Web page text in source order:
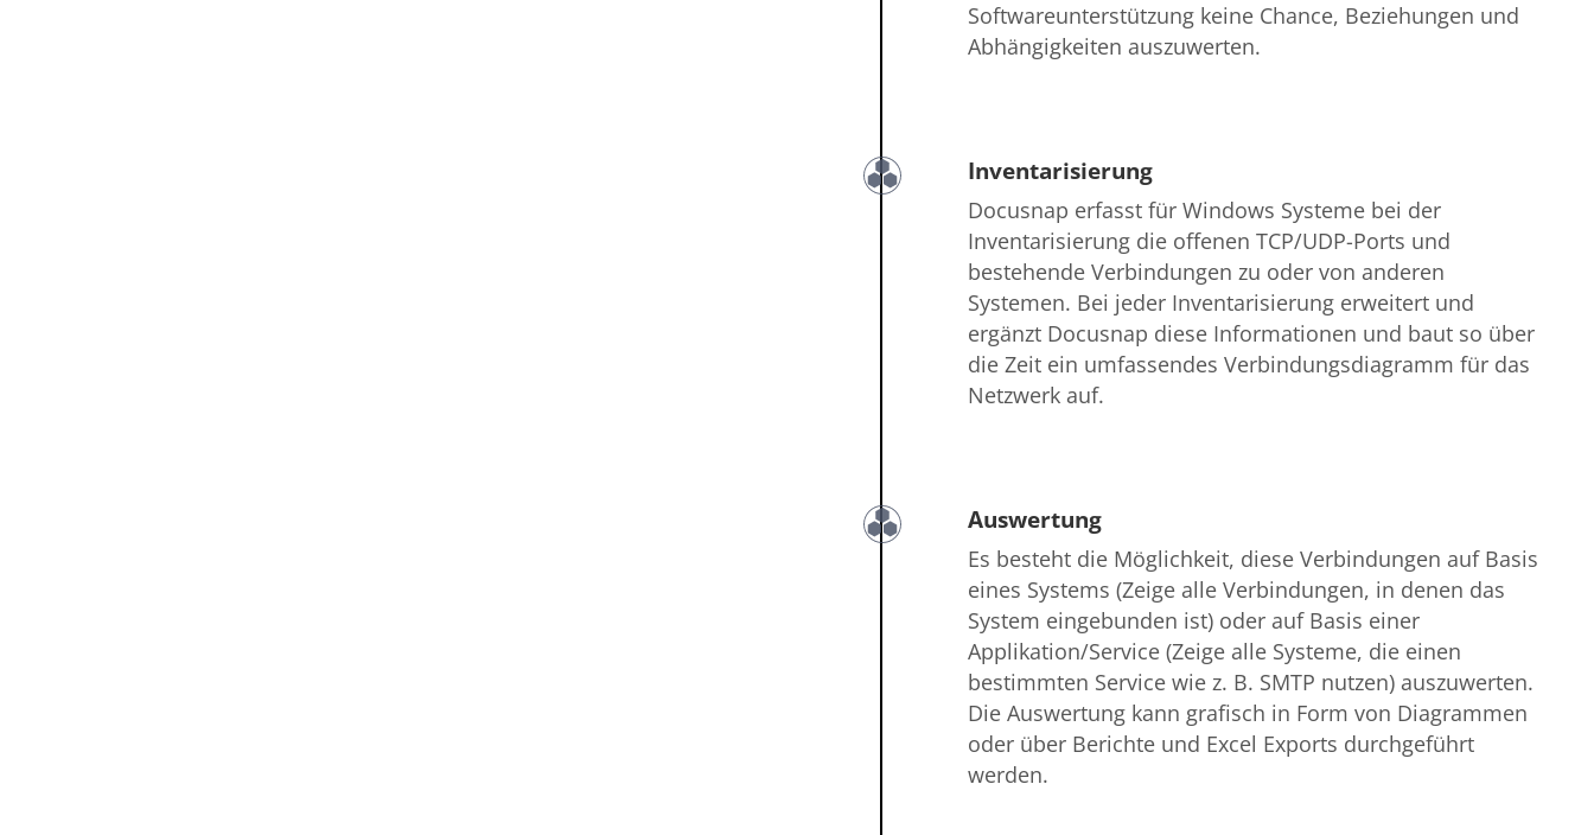
Softwareunterstützung keine Chance, Beziehungen und
Abhängigkeiten auszuwerten.
Inventarisierung
Docusnap erfasst für Windows Systeme bei der
Inventarisierung die offenen TCP/UDP-Ports und
bestehende Verbindungen zu oder von anderen
Systemen. Bei jeder Inventarisierung erweitert und
ergänzt Docusnap diese Informationen und baut so über
die Zeit ein umfassendes Verbindungsdiagramm für das
Netzwerk auf.
Auswertung
Es besteht die Möglichkeit, diese Verbindungen auf Basis
eines Systems (Zeige alle Verbindungen, in denen das
System eingebunden ist) oder auf Basis einer
Applikation/Service (Zeige alle Systeme, die einen
bestimmten Service wie z. B. SMTP nutzen) auszuwerten.
Die Auswertung kann grafisch in Form von Diagrammen
oder über Berichte und Excel Exports durchgeführt
werden.